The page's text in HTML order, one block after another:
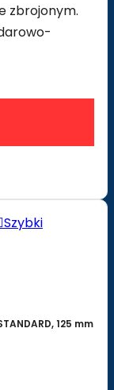
zbrojonym.
Szybki
125 mm